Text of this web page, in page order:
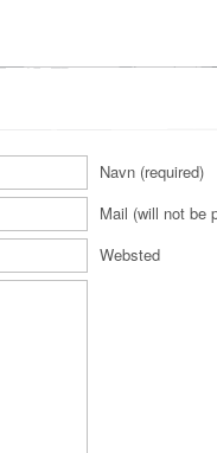
Navn (required)
Mail (will not be
Websted